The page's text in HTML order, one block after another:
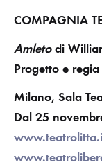
COMPAGNIA
Amletodi
Progetto e
Milano, Sala
Dal 25